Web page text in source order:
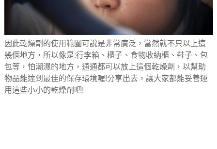
因此乾燥劑的使用範圍可說是非常廣泛，當然就不只以上這
幾個地方，所以像是:行李箱、櫃子、食物收納櫃、鞋子、包
包等，怕潮濕的地方，通通都可以放上這個乾燥劑，以幫助
物品能達到最佳的保存環境喔!分享出去，讓大家都能妥善運
用這些小小的乾燥劑吧!